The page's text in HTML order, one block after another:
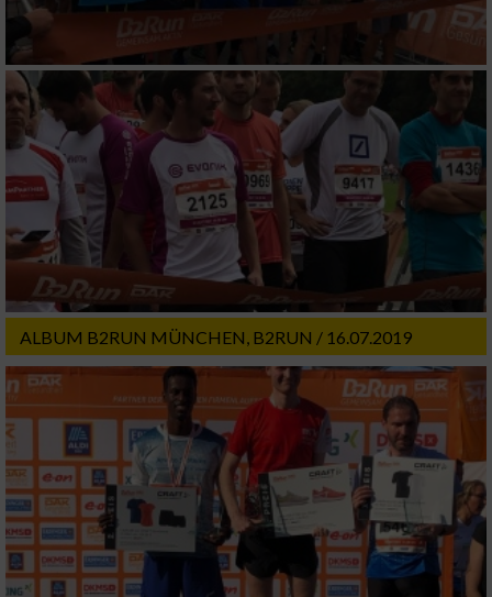
ALBUM B2RUN MÜNCHEN, B2RUN / 16.07.2019